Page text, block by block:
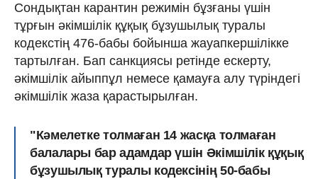
Сондықтан карантин режимін бұзғаны үшін
тұрғын әкімшілік құқық бұзушылық туралы
кодекстің 476-бабы бойынша жауапкершілікке
тартылған. Бап санкциясы ретінде ескерту,
әкімшілік айыппұл немесе қамауға алу түріндегі
әкімшілік жаза қарастырылған.
"Кәмелетке толмаған 14 жасқа толмаған
балалары бар адамдар үшін Әкімшілік құқық
бұзушылық туралы кодексінің 50-бабы